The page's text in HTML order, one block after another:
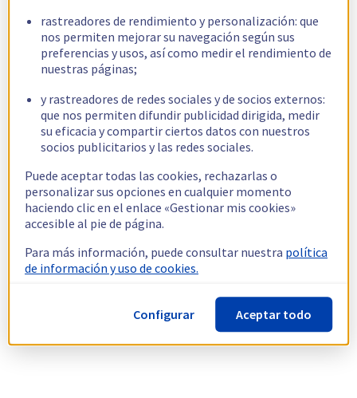
rastreadores de rendimiento y personalización: que
nos permiten mejorar su navegación según sus
preferencias y usos, así como medir el rendimiento de
nuestras páginas;
y rastreadores de redes sociales y de socios externos:
que nos permiten difundir publicidad dirigida, medir
su eficacia y compartir ciertos datos con nuestros
socios publicitarios y las redes sociales.
Puede aceptar todas las cookies, rechazarlas o
personalizar sus opciones en cualquier momento
haciendo clic en el enlace «Gestionar mis cookies»
accesible al pie de página.
Para más información, puede consultar nuestra política
de información y uso de cookies.
Configurar Aceptar todo